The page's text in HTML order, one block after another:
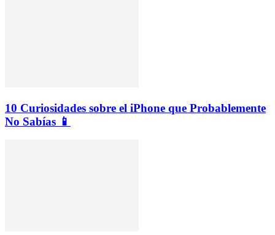
10 Curiosidades sobre el iPhone que Probablemente
No Sabías 📱